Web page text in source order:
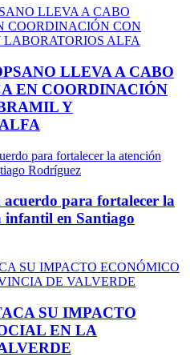
LLEVA A CABO
EN COORDINACIÓN
Y
para fortalecer la
infantil en Santiago
SU IMPACTO
EN LA